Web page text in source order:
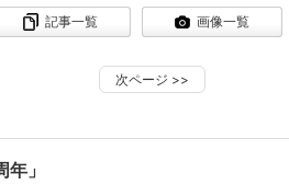
記事一覧 画像一覧
次ページ >>
」